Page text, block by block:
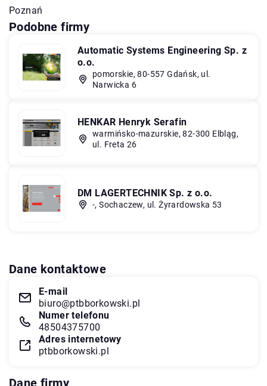
Poznań
Podobne firmy
Automatic Systems Engineering Sp. z
o.o.
pomorskie, 80-557 Gdańsk, ul.
Narwicka 6
HENKAR Henryk Serafin
warmińsko-mazurskie, 82-300 Elbląg,
ul. Freta 26
DM LAGERTECHNIK Sp. z o.o.
-, Sochaczew, ul. Żyrardowska 53
Dane kontaktowe
E-mail
biuro@ptbborkowski.pl
Numer telefonu
48504375700
Adres internetowy
ptbborkowski.pl
Dane firmy